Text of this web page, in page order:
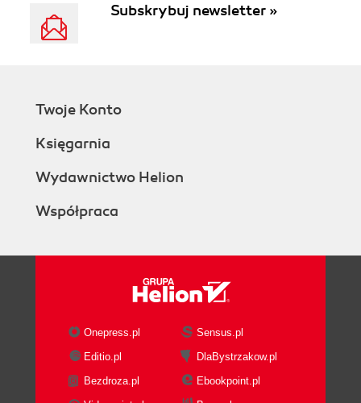
Subskrybuj newsletter »
Twoje Konto
Księgarnia
Wydawnictwo Helion
Współpraca
Onepress.pl
Sensus.pl
Editio.pl
DlaBystrzakow.pl
Bezdroza.pl
Ebookpoint.pl